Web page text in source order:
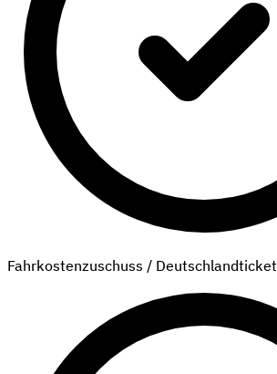
Fahrkostenzuschuss / Deutschlandticket